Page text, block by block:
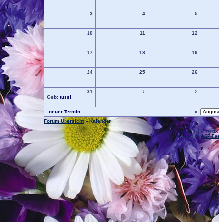
3 4 5
10 11 12
17 18 19
24 25 26
31
Geb: tussi
1 2
neuer Termin
«
Forum Übersicht» Kalender
.: Script-Time:0,033
Powered by ASP-